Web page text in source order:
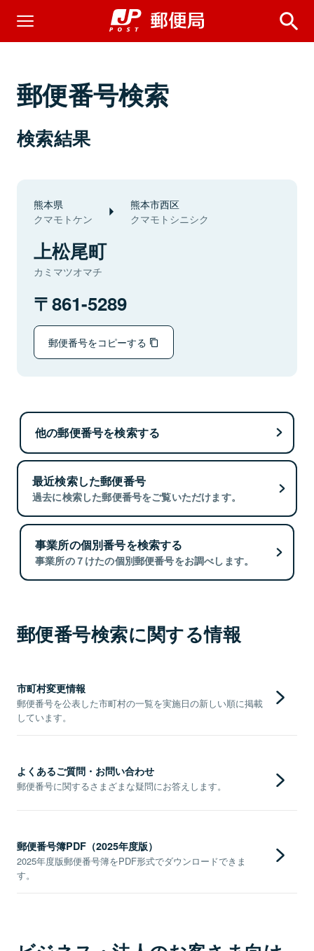
郵便番号検索
検索結果
熊本県
クマモトケン
熊本市西区
クマモトシニシク
上松尾町
カミマツオマチ
861-5289
郵便番号をコピーする
他の郵便番号を検索する
最近検索した郵便番号
過去に検索した郵便番号をご覧いただけます。
事業所の個別番号を検索する
事業所の７けたの個別郵便番号をお調べします。
郵便番号検索に関する情報
市町村変更情報
郵便番号を公表した市町村の一覧を実施日の新しい順に掲載
しています。
よくあるご質問・お問い合わせ
郵便番号に関するさまざまな疑問にお答えします。
郵便番号簿PDF（2025年度版）
2025年度版郵便番号簿をPDF形式でダウンロードできま
す。